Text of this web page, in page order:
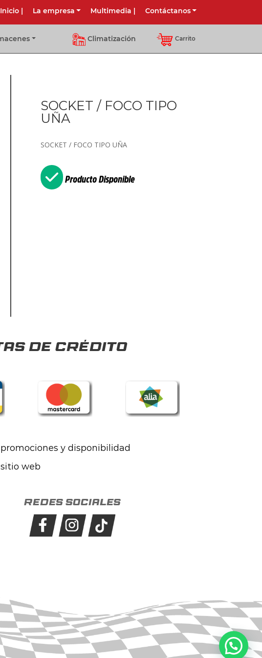
Inicio| La empresa Multimedia | Contáctanos
Climatización Carrito
SOCKET / FOCO TIPO
UÑA
SOCKET / FOCO TIPO UÑA
Producto Disponible
de crédito
y disponibilidad
web
Redes sociales